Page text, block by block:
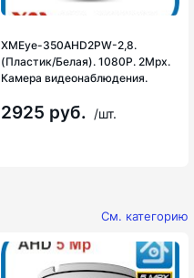
XMEye-350AHD2PW-2,8.
(Пластик/Белая). 1080P. 2Mpx.
Камера видеонаблюдения.
2925 руб. /шт.
См. категорию